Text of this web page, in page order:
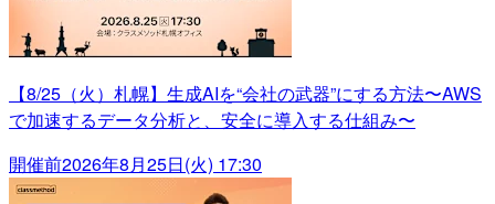
【8/25（火）札幌】生成AIを“会社の武器”にする方法〜AWS
で加速するデータ分析と、安全に導入する仕組み〜
開催前2026年8月25日(火) 17:30